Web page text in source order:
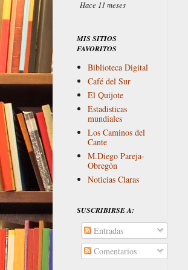
Hace 11 meses
MIS SITIOS
FAVORITOS
Biblioteca Digital
Café del Sur
El Quijote
Estadisticas
mundiales
Los Caminos del
Cante
M.Diego Pareja-
Obregón
Noticias Claras
SUSCRIBIRSE A:
Entradas
Comentarios